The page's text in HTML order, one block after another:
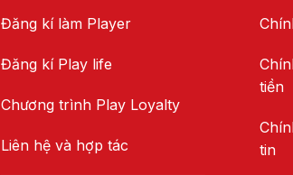
Đăng kí làm Player
Đăng kí Play life
Chương trình Play Loyalty
Liên hệ và hợp tác
tiền
tin